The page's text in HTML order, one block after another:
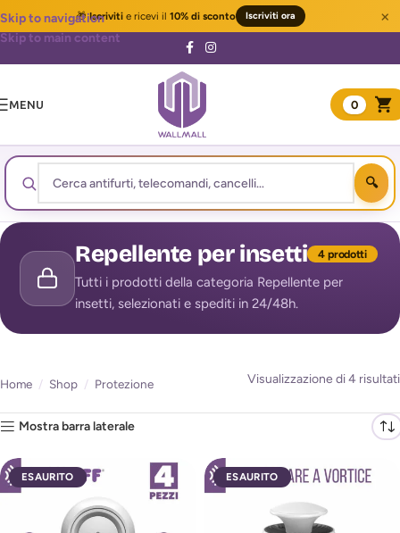
🎁Iscrivitie ricevi il 10% di sconto Iscriviti ora ×
Skip to navigation
Skip to main content
MENU 0
Repellente per insetti 4 prodotti
Tutti i prodotti della categoria Repellente per
insetti, selezionati e spediti in 24/48h.
Home / Shop / Protezione Visualizzazione di 4 risultati
Mostra barra laterale
ESAURITO ESAURITO